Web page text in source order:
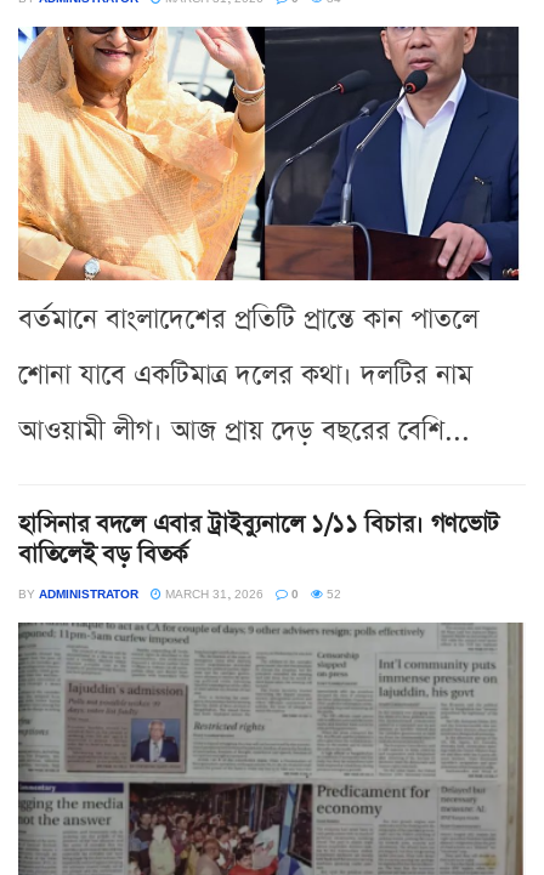
বর্তমানে বাংলাদেশের প্রতিটি প্রান্তে কান পাতলে
শোনা যাবে একটিমাত্র দলের কথা। দলটির নাম
আওয়ামী লীগ। আজ প্রায় দেড় বছরের বেশি...
হাসিনার বদলে এবার ট্রাইব্যুনালে ১/১১ বিচার। গণভোট
বাতিলেই বড় বিতর্ক
BY ADMINISTRATOR MARCH 31, 2026 0 52